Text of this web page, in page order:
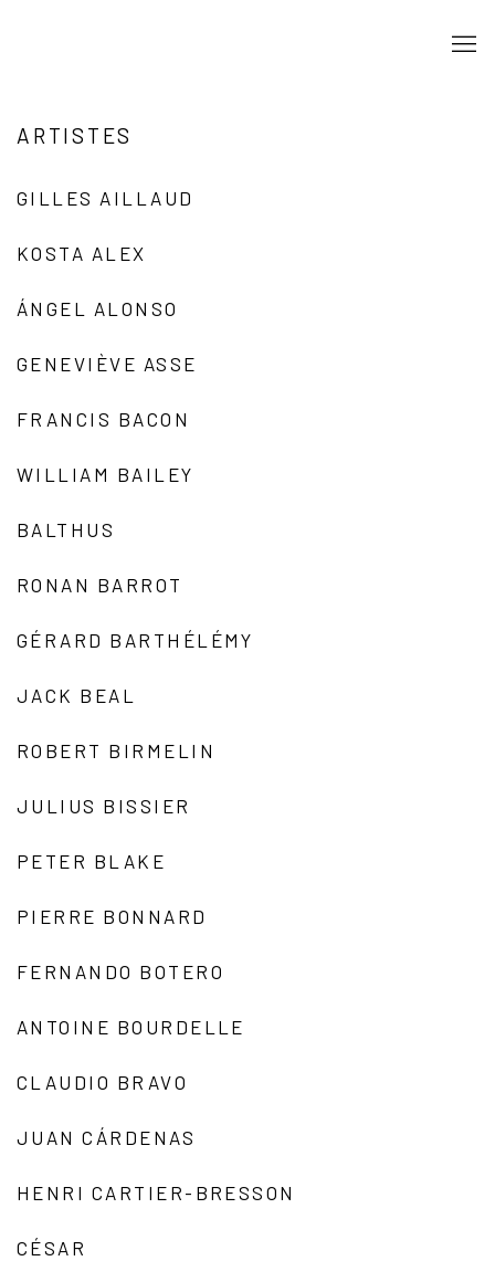
ARTISTES
GILLES AILLAUD
KOSTA ALEX
ÁNGEL ALONSO
GENEVIÈVE ASSE
FRANCIS BACON
WILLIAM BAILEY
BALTHUS
RONAN BARROT
GÉRARD BARTHÉLÉMY
JACK BEAL
ROBERT BIRMELIN
JULIUS BISSIER
PETER BLAKE
PIERRE BONNARD
FERNANDO BOTERO
ANTOINE BOURDELLE
CLAUDIO BRAVO
JUAN CÁRDENAS
HENRI CARTIER-BRESSON
CÉSAR